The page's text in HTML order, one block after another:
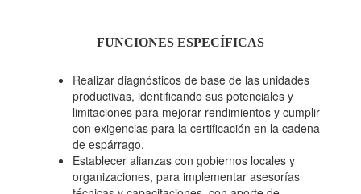
FUNCIONES ESPECÍFICAS
Realizar diagnósticos de base de las unidades
productivas, identificando sus potenciales y
limitaciones para mejorar rendimientos y cumplir
con exigencias para la certificación en la cadena
de espárrago.
Establecer alianzas con gobiernos locales y
organizaciones, para implementar asesorías